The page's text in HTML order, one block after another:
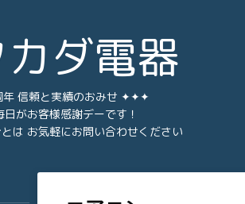
ダ電器
頼と実績のおみせ ✦✦✦
お客様感謝デーです！
は お気軽にお問い合わせください